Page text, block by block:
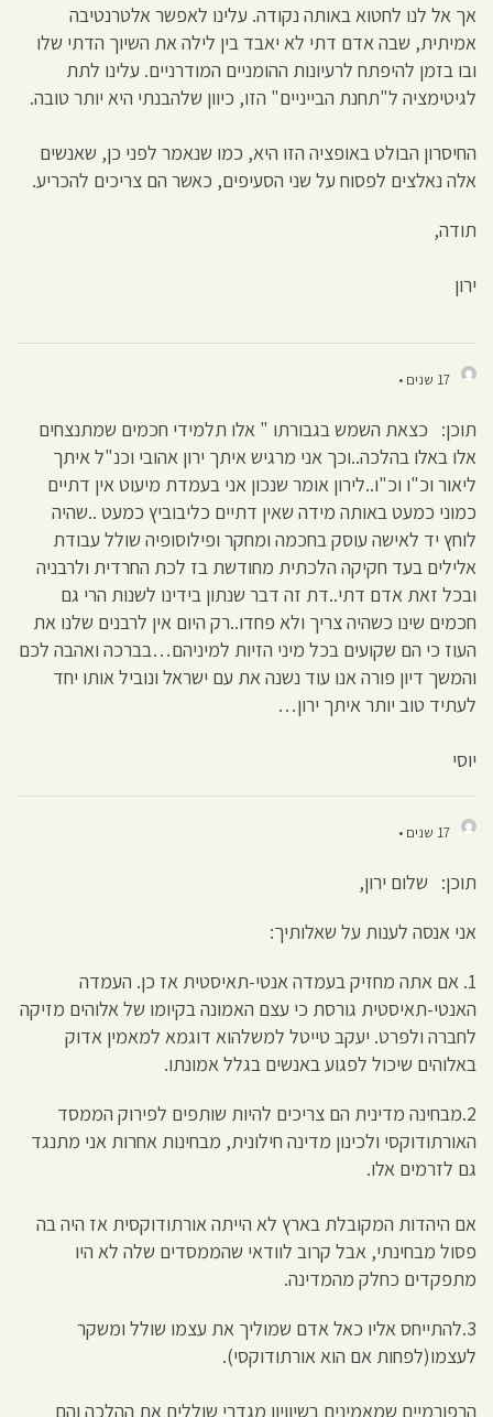
אך אל לנו לחטוא באותה נקודה. עלינו לאפשר אלטרנטיבה
אמיתית, שבה אדם דתי לא יאבד בין לילה את השיוך הדתי שלו
ובו בזמן להיפתח לרעיונות ההומניים המודרניים. עלינו לתת
לגיטימציה ל"תחנת הבייניים" הזו, כיוון שלהבנתי היא יותר טובה.
החיסרון הבולט באופציה הזו היא, כמו שנאמר לפני כן, שאנשים
אלה נאלצים לפסוח על שני הסעיפים, כאשר הם צריכים להכריע.
תודה,
ירון
17 שנים •
תוכן: כצאת השמש בגבורתו " אלו תלמידי חכמים שמתנצחים
אלו באלו בהלכה..וכך אני מרגיש איתך ירון אהובי וכנ"ל איתך
ליאור וכ"ו וכ"ו..לירון אומר שנכון אני בעמדת מיעוט אין דתיים
כמוני כמעט באותה מידה שאין דתיים כליבוביץ כמעט ..שהיה
לוחץ יד לאישה עוסק בחכמה ומחקר ופילוסופיה שולל עבודת
אלילים בעד חקיקה הלכתית מחודשת בז לכת החרדית ולרבניה
ובכל זאת אדם דתי..דת זה דבר שנתון בידינו לשנות הרי גם
חכמים שינו כשהיה צריך ולא פחדו..רק היום אין לרבנים שלנו את
העוז כי הם שקועים בכל מיני הזיות למיניהם…בברכה ואהבה לכם
והמשך דיון פורה אנו עוד נשנה את עם ישראל ונוביל אותו יחד
לעתיד טוב יותר איתך ירון…
יוסי
17 שנים •
תוכן: שלום ירון,
אני אנסה לענות על שאלותיך:
1. אם אתה מחזיק בעמדה אנטי-תאיסטית אז כן. העמדה
האנטי-תאיסטית גורסת כי עצם האמונה בקיומו של אלוהים מזיקה
לחברה ולפרט. יעקב טייטל למשלהוא דוגמא למאמין אדוק
באלוהים שיכול לפגוע באנשים בגלל אמונתו.
2.מבחינה מדינית הם צריכים להיות שותפים לפירוק הממסד
האורתודוקסי ולכינון מדינה חילונית, מבחינות אחרות אני מתנגד
גם לזרמים אלו.
אם היהדות המקובלת בארץ לא הייתה אורתודוקסית אז היה בה
פסול מבחינתי, אבל קרוב לוודאי שהממסדים שלה לא היו
מתפקדים כחלק מהמדינה.
3.להתייחס אליו כאל אדם שמוליך את עצמו שולל ומשקר
לעצמו(לפחות אם הוא אורתודוקסי).
הרפורמיים שמאמינים בשיוויון מגדרי שוללים את ההלכה והם